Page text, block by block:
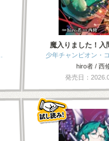
魔入りました！
少年チャンピオン・
hiro者 / 西
発売日：